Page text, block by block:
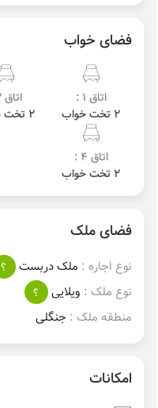
فضای خواب
اتاق 1 :
2 تخت خواب
اتاق 2 :
2 تخت خواب
اتاق 4 :
2 تخت خواب
فضای ملک
نوع اجاره : ملک دربست
؟
نوع ملک : ویلایی
؟
منطقه ملک : جنگلی
امکانات